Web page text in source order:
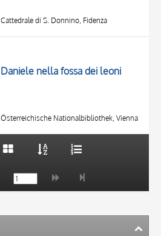
Cattedrale di S. Donnino, Fidenza
Daniele nella fossa dei leoni
Österreichische Nationalbibliothek, Vienna
TITLE
OBJECT
20 RESULTS